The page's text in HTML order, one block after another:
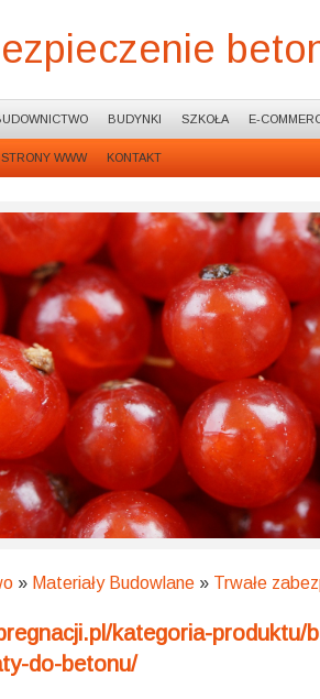
BUDYNKI SZKOŁA E-
STRONY WWW KONTAKT
» Materiały Budowlane » Trwałe
kategoria-produktu/
do-betonu/